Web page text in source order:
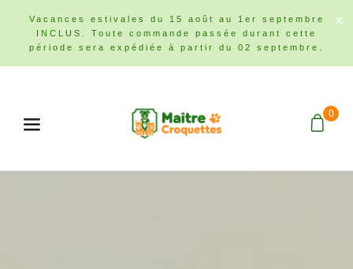
Vacances estivales du 15 août au 1er septembre
INCLUS. Toute commande passée durant cette
période sera expédiée à partir du 02 septembre.
0